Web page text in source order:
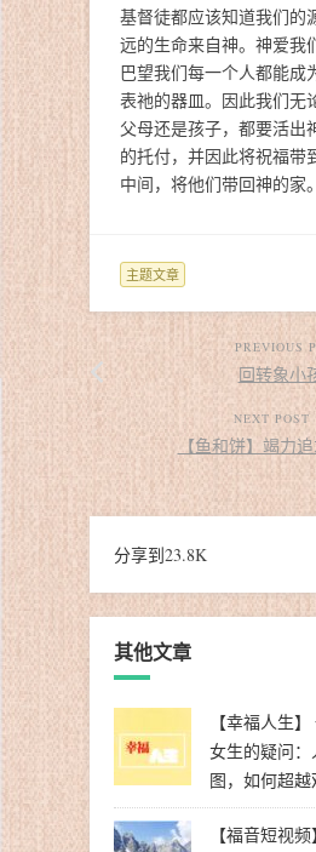
基督徒都应该知道我们的
远的生命来自神。神爱我
巴望我们每一个人都能成
表祂的器皿。因此我们无
父母还是孩子，都要活出
的托付，并因此将祝福带
中间，将他们带回神的家。
主题文章
PREVIOUS
回转象小
NEXT POST
【鱼和饼】竭力
分享到23.8K
其他文章
【幸福人生
女生的疑问
图，如何超越
【福音短视